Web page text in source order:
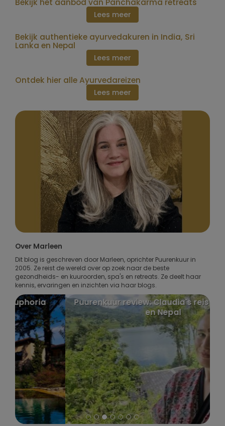
Bekijk het aanbod van Panchakarma retreats
Lees meer
Bekijk authentieke ayurvedakuren in India, Sri
Lanka en Nepal
Lees meer
Ontdek hier alle Ayurvedareizen
Lees meer
Over Marleen
Dit blog is geschreven door Marleen, oprichter Puurenkuur in
2005. Ze reist de wereld over op zoek naar de beste
gezondheids- en kuuroorden, spa's en retreats. Ze deelt haar
kennis, ervaringen en inzichten via haar blogs.
Puurenkuur review: Claudia's reis naar India
en Nepal